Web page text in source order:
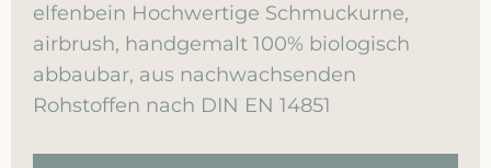
elfenbein Hochwertige Schmuckurne,
airbrush, handgemalt 100% biologisch
abbaubar, aus nachwachsenden
Rohstoffen nach DIN EN 14851